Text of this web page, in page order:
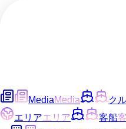
MediaMedia ク
エリアエリア 客船